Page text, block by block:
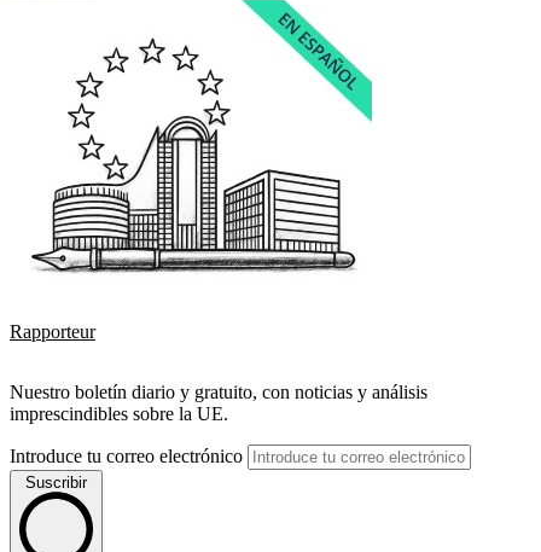
Rapporteur
Nuestro boletín diario y gratuito, con noticias y análisis
imprescindibles sobre la UE.
Introduce tu correo electrónico
Suscribir